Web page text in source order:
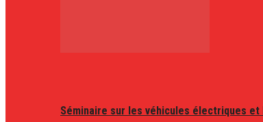
Séminaire sur les véhicules électriques et